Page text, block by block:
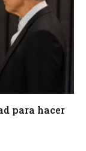
para hacer